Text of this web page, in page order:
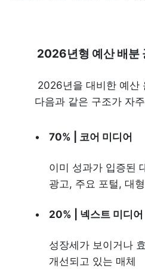
2026년형 예산 배분
다음과 같은 구조가 자
70% | 코어 미디어
이미 성과가 입증된
광고, 주요 포털, 대
20% | 넥스트 미디어
성장세가 보이거나
개선되고 있는 매체